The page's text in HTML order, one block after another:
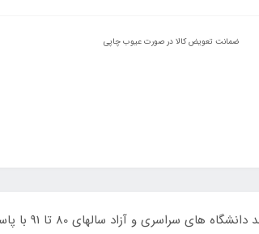
ضمانت تعویض کالا در صورت عیوب چاپی
این کتاب